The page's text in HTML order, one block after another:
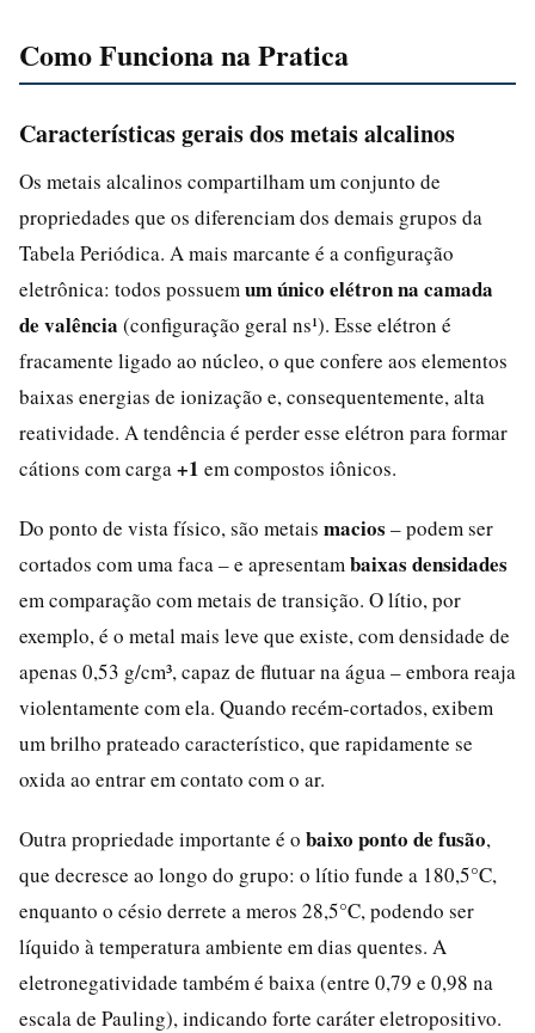
Como Funciona na Pratica
Características gerais dos metais alcalinos
Os metais alcalinos compartilham um conjunto de
propriedades que os diferenciam dos demais grupos da
Tabela Periódica. A mais marcante é a configuração
eletrônica: todos possuem um único elétron na camada
de valência (configuração geral ns¹). Esse elétron é
fracamente ligado ao núcleo, o que confere aos elementos
baixas energias de ionização e, consequentemente, alta
reatividade. A tendência é perder esse elétron para formar
cátions com carga +1 em compostos iônicos.
Do ponto de vista físico, são metais macios – podem ser
cortados com uma faca – e apresentam baixas densidades
em comparação com metais de transição. O lítio, por
exemplo, é o metal mais leve que existe, com densidade de
apenas 0,53 g/cm³, capaz de flutuar na água – embora reaja
violentamente com ela. Quando recém-cortados, exibem
um brilho prateado característico, que rapidamente se
oxida ao entrar em contato com o ar.
Outra propriedade importante é o baixo ponto de fusão,
que decresce ao longo do grupo: o lítio funde a 180,5°C,
enquanto o césio derrete a meros 28,5°C, podendo ser
líquido à temperatura ambiente em dias quentes. A
eletronegatividade também é baixa (entre 0,79 e 0,98 na
escala de Pauling), indicando forte caráter eletropositivo.